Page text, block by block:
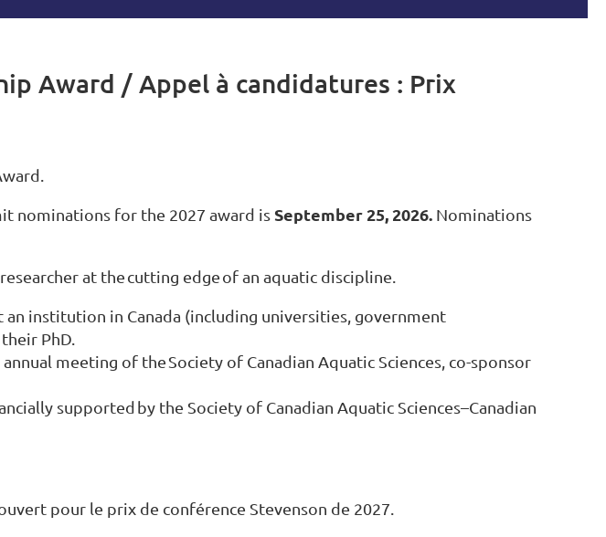
Award / Appel à candidatures : Prix
nominations for the 2027 award is September 25, 2026. Nominations
at the cutting edge of an aquatic discipline.
an institution in Canada (including universities, government
PhD.
meeting of the Society of Canadian Aquatic Sciences, co-sponsor
supported by the Society of Canadian Aquatic Sciences–Canadian
pour le prix de conférence Stevenson de 2027.